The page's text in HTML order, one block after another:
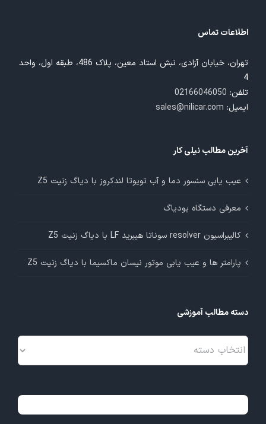
اطلاعات تماس
تهران، خیابان آزادی، نبش استاد معین، پلاک 486، طبقه اول، واحد
4
تلفن: 02166046050
ایمیل: sales@nilicar.com
آخرین مطالب نیلی کار
عیب یابی سنسور دما و آب تویوتا لندکروز با دیاگ زنیت Z5
معرفی دستگاه یودیاگ
کالیبراسیون resolver سوناتا هیبرید LF با دیاگ زنیت Z5
پارامتر ها و عیب یابی موتور نیسان ماکسیما با دیاگ زنیت Z5
دسته مطالب آموزشی
دسته